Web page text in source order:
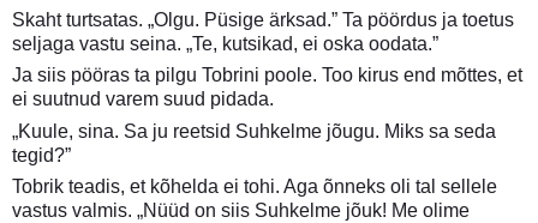
Skaht turtsatas. „Olgu. Püsige ärksad.” Ta pöördus ja toetus
seljaga vastu seina. „Te, kutsikad, ei oska oodata.”
Ja siis pööras ta pilgu Tobrini poole. Too kirus end mõttes, et
ei suutnud varem suud pidada.
„Kuule, sina. Sa ju reetsid Suhkelme jõugu. Miks sa seda
tegid?”
Tobrik teadis, et kõhelda ei tohi. Aga õnneks oli tal sellele
vastus valmis. „Nüüd on siis Suhkelme jõuk! Me olime